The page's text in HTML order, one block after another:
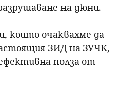
на дюни.
които очаквахме да
ЗИД на ЗУЧК,
полза от